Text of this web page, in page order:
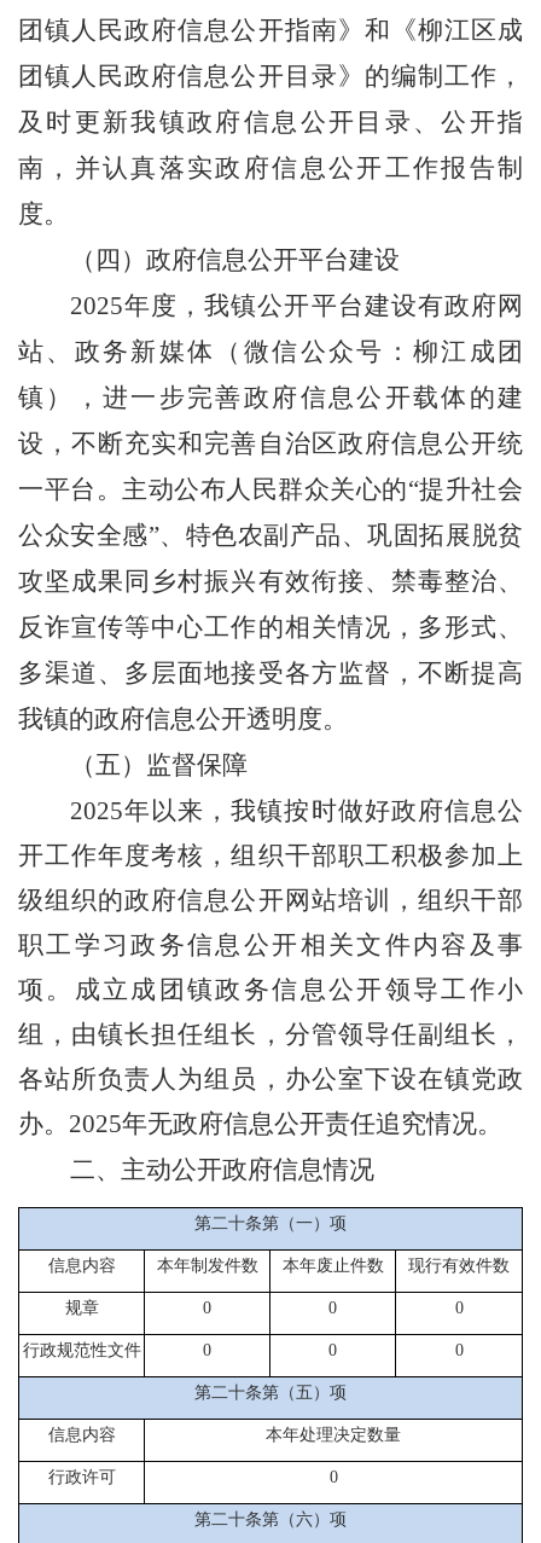
团镇人民政府信息公开指南》和《柳江区成
团镇人民政府信息公开目录》的编制工作，
及时更新我镇政府信息公开目录、公开指
南，并认真落实政府信息公开工作报告制
度。
（四） 政府信息公开平台建设
2025年度，我镇公开平台建设有政府网
站、政务新媒体（微信公众号 ： 柳江成团
镇）
，进一步完善政府信息公开载体的建
设，不断充实和完善自治区政府信息公开统
一平台。主动公布人民群众关心的“提升社会
公众安全感”、 特色农副产品、巩固拓展脱贫
攻坚成果同乡村振兴有效衔接、禁毒整治、
反诈宣传等中心工作的相关情况，多形式、
多渠道、多层面地接受各方监督，不断提高
我镇的政府信息公开透明度。
（五） 监督保障
2025年以来，我镇按时做好政府信息公
开工作年度考核，组织干部职工积极参加上
级组织的政府信息公开网站培训，组织干部
职工学习政务信息公开相关文件内容及事
项。成立成团镇政务信息公开领导工作小
组，由镇长担任组长，分管领导任副组长，
各站所负责人为组员，办公室下设在镇党政
办。 2025年无政府信息公开责任追究情况。
二、主动公开政府信息情况
第二十条第（一）项
信息内容 本年制发件数 本年废止件数 现行有效件数
规章 0 0 0
行政规范性文件 0 0 0
第二十条第（五）项
信息内容 本年处理决定数量
行政许可 0
第二十条第（六）项